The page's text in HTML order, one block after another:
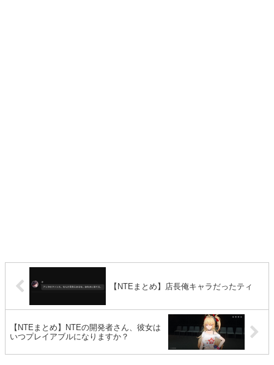
【NTEまとめ】店長俺キャラだったティ
【NTEまとめ】NTEの開発者さん、彼女は
いつプレイアブルになりますか？